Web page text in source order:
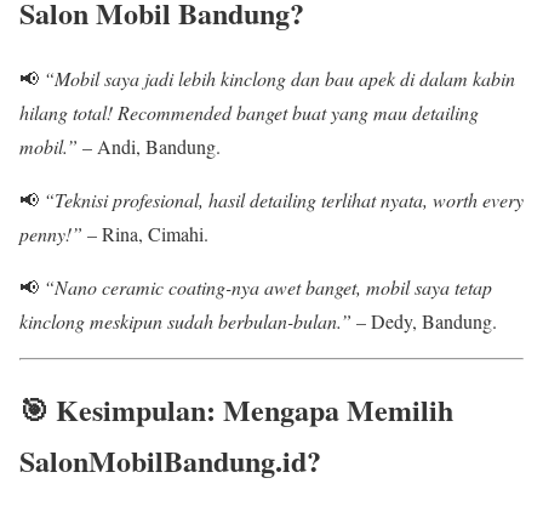
Salon Mobil Bandung?
📢 “Mobil saya jadi lebih kinclong dan bau apek di dalam kabin
hilang total! Recommended banget buat yang mau detailing
mobil.” – Andi, Bandung.
📢 “Teknisi profesional, hasil detailing terlihat nyata, worth every
penny!” – Rina, Cimahi.
📢 “Nano ceramic coating-nya awet banget, mobil saya tetap
kinclong meskipun sudah berbulan-bulan.” – Dedy, Bandung.
🎯 Kesimpulan: Mengapa Memilih
SalonMobilBandung.id?